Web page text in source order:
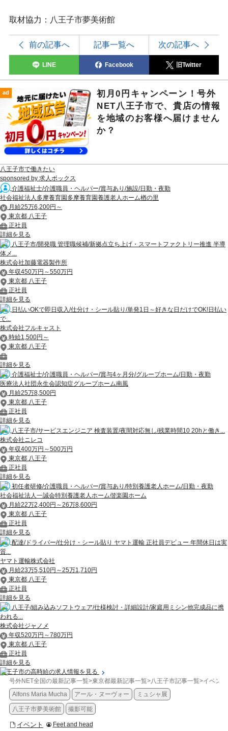
取材協力：八王子市夢美術館
前の記事へ 記事一覧へ 次の記事へ
LINE Facebook 旧Twitter
ad
初月0円キャンペーン！号外
NET八王子市で、貴店の情報
を地域のお客様へ届けません
か？
八王子市で働きたい
sponsored by 求人ボックス
介護福祉士/介護職員・ヘルパー/賞与あり/施設/日勤・夜勤
社会福祉法人多摩養育園多摩養育園養護老人ホーム楢の里
月給25万6,200円～
東京都 八王子
正社員
詳細を見る
八王子市/開発職 管理職候補/新拠点立ち上げ・スマートファクトリー推進 半導
体メ...
株式会社加藤電器製作所
年収450万円～550万円
東京都 八王子
正社員
詳細を見る
日払いOKで即日収入/仕分け・シール貼り/単発1日～好きな日だけでOK!日払い
で...
株式会社フルキャスト
時給1,500円～
東京都 八王子
詳細を見る
介護福祉士/介護職員・ヘルパー/賞与4ヶ月分/グループホーム/日勤・夜勤
医療法人社団永生会認知症グループホーム南風
月給25万8,500円
東京都 八王子
正社員
詳細を見る
八王子市/サービスエンジニア 検査装置/夜間対応無し/残業時間10 20hと働き...
株式会社ニレコ
年収400万円～500万円
東京都 八王子
正社員
詳細を見る
初任者研修/介護職員・ヘルパー/賞与あり/特別養護老人ホーム/日勤・夜勤
社会福祉法人一誠会特別養護老人ホーム偕楽園ホーム
月給22万2,400円～26万8,600円
東京都 八王子
正社員
詳細を見る
配達/ドライバー/仕分け・シール貼り ヤマト運輸 正社員デビュー 年間休日は実
質...
ヤマト運輸株式会社
月給23万5,510円～25万1,710円
東京都 八王子
正社員
詳細を見る
八王子/組み込みソフトウェア/仕様検討・詳細設計/家庭用ミシン他完成品に携
われる...
株式会社ジャノメ
年収520万円～780万円
東京都 八王子
正社員
詳細を見る
八王子市の高時給の求人情報を見る
号外NET全国の最新記事一覧>東京都最新記事一覧>八王子市記事一覧>イベント
Alfons Maria Mucha
アール・ヌーヴォー ミュシャ展
八王子市夢美術館 撮影可能
イベント Feet and head